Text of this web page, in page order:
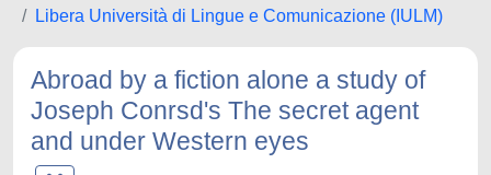
Libera Università di Lingue e Comunicazione (IULM)
Abroad by a fiction alone a study of
Joseph Conrsd's The secret agent
and under Western eyes